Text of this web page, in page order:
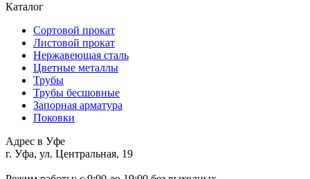
Каталог
Сортовой прокат
Листовой прокат
Нержавеющая сталь
Цветные металлы
Трубы
Трубы бесшовные
Запорная арматура
Поковки
Адрес в Уфе
г. Уфа, ул. Центральная, 19